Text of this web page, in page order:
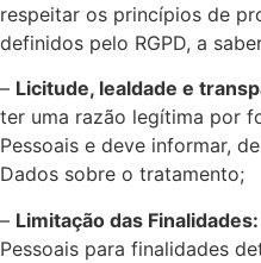
respeitar os princípios de
definidos pelo RGPD, a
– Licitude, lealdade e
ter uma razão legítima por
Pessoais e deve informar,
Dados sobre o tratamento;
– Limitação das Finalidades:
Pessoais para finalidades